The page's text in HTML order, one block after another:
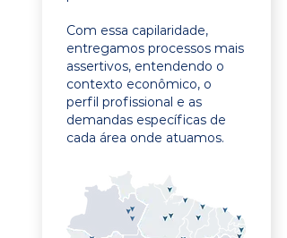
Com essa capilaridade,
entregamos processos mais
assertivos, entendendo o
contexto econômico, o
perfil profissional e as
demandas específicas de
cada área onde atuamos.